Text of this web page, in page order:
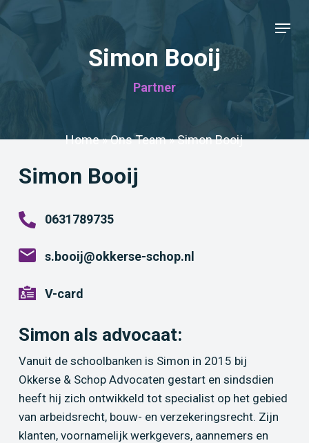
Skip
to
Menu
Simon Booij
Partner
Home»Ons Team»Simon Booij
Simon Booij
0631789735
s.booij@okkerse-schop.nl
V-card
Simon als advocaat:
Vanuit de schoolbanken is Simon in 2015 bij
Okkerse & Schop Advocaten gestart en sindsdien
heeft hij zich ontwikkeld tot specialist op het gebied
van arbeidsrecht, bouw- en verzekeringsrecht. Zijn
klanten, voornamelijk werkgevers, aannemers en